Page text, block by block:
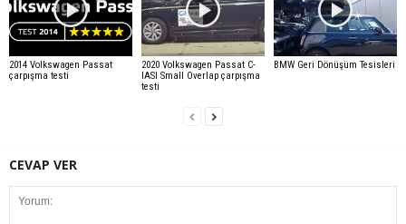
2014 Volkswagen Passat
çarpışma testi
2020 Volkswagen Passat C-
IASI Small Overlap çarpışma
testi
BMW Geri Dönüşüm Tesisleri
CEVAP VER